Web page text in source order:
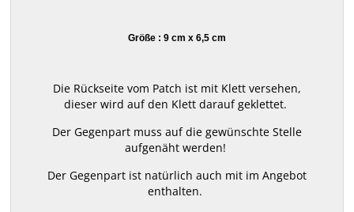
Größe : 9 cm x 6,5 cm
Die Rückseite vom Patch ist mit Klett versehen,
dieser wird auf den Klett darauf geklettet.
Der Gegenpart muss auf die gewünschte Stelle
aufgenäht werden!
Der Gegenpart ist natürlich auch mit im Angebot
enthalten.